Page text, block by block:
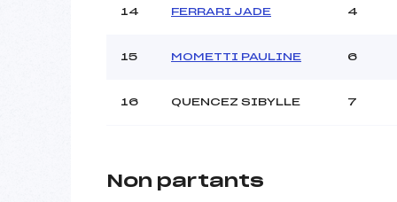
14 FERRARI JADE 4
15 MOMETTI PAULINE 6
16 QUENCEZ SIBYLLE 7
Non partants